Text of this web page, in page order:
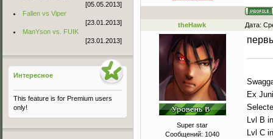
theHawk Дата:
Super star
Сообщений: 1040
Ex
Lvl B
Lvl C
[05.05.2013]
Fallen vs Viper
[23.01.2013]
ManYson vs. FUIK
[23.01.2013]
Интересное
This feature is for Premium users
only!